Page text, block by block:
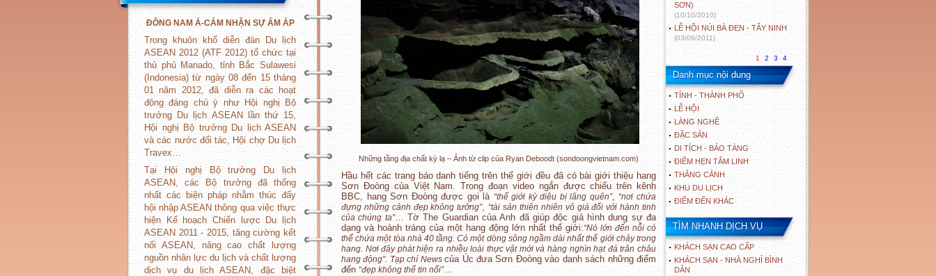
ĐÔNG NAM Á-CẢM NHẬN SỰ ẤM ÁP
Trong khuôn khổ diễn đàn Du lịch
ASEAN 2012 (ATF 2012) tổ chức tại
thủ phủ Manado, tỉnh Bắc Sulawesi
(Indonesia) từ ngày 08 đến 15 tháng
01 năm 2012, đã diễn ra các hoạt
động đáng chú ý như Hội nghị Bộ
trưởng Du lịch ASEAN lần thứ 15,
Hội nghị Bộ trưởng Du lịch ASEAN
và các nước đối tác, Hội chợ Du lịch
Travex…
Tại Hội nghị Bộ trưởng Du lịch
ASEAN, các Bộ trưởng đã thống
nhất các biện pháp nhằm thúc đẩy
hội nhập ASEAN thông qua việc thực
hiện Kế hoạch Chiến lược Du lịch
ASEAN 2011 - 2015, tăng cường kết
nối ASEAN, nâng cao chất lượng
nguồn nhân lực du lịch và chất lượng
dịch vụ du lịch ASEAN, đặc biệt
Những tầng địa chất kỳ lạ – Ảnh từ clip của Ryan Deboodt (sondoongvietnam.com)
Hầu hết các trang báo danh tiếng trên thế giới đều đã có bài giới thiệu hang
Sơn Đoòng của Việt Nam. Trong đoạn video ngắn được chiếu trên kênh
BBC, hang Sơn Đoòng được gọi là “thế giới kỳ diệu bị lãng quên”, “nơi chứa
đựng những cảnh đẹp không tưởng”, “tài sản thiên nhiên vô giá đối với hành tinh
của chúng ta”… Tờ The Guardian của Anh đã giúp độc giả hình dung sự đa
dạng và hoành tráng của một hang động lớn nhất thế giới:“Nó lớn đến nỗi có
thể chứa một tòa nhà 40 tầng. Có một dòng sông ngầm dài nhất thế giới chảy trong
hang. Nơi đây phát hiện ra nhiều loài thực vật mới và hàng nghìn hạt đá trân châu
hang động”. Tạp chí News của Úc đưa Sơn Đoòng vào danh sách những điểm
đến “đẹp không thể tin nổi”…
SƠN)
(10/10/2010)
LỄ HỘI NÚI BÀ ĐEN - TÂY NINH
(03/09/2011)
1 2 3 4
Danh mục nội dung
TỈNH - THÀNH PHỐ
LỄ HỘI
LÀNG NGHỀ
ĐẶC SẢN
DI TÍCH - BẢO TÀNG
ĐIỂM HẸN TÂM LINH
THẮNG CẢNH
KHU DU LỊCH
ĐIỂM ĐẾN KHÁC
TÌM NHANH DỊCH VỤ
KHÁCH SẠN CAO CẤP
KHÁCH SẠN - NHÀ NGHỈ BÌNH
DÂN